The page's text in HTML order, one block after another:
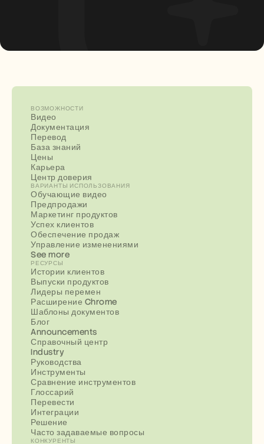
ВОЗМОЖНОСТИ
Видео
Документация
Перевод
База знаний
Цены
Карьера
Центр доверия
ВАРИАНТЫ ИСПОЛЬЗОВАНИЯ
Обучающие видео
Предпродажи
Маркетинг продуктов
Успех клиентов
Обеспечение продаж
Управление изменениями
See more
РЕСУРСЫ
Истории клиентов
Выпуски продуктов
Лидеры перемен
Расширение Chrome
Шаблоны документов
Блог
Announcements
Справочный центр
Industry
Руководства
Инструменты
Сравнение инструментов
Глоссарий
Перевести
Интеграции
Решение
Часто задаваемые вопросы
КОНКУРЕНТЫ